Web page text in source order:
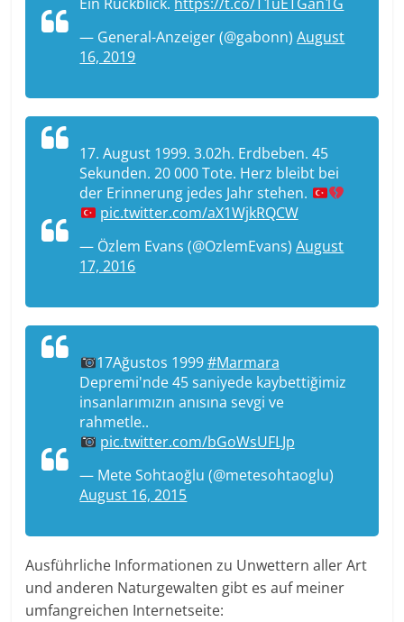
— General-Anzeiger (@gabonn)August
16, 2019
17. August 1999. 3.02h. Erdbeben. 45
Sekunden. 20 000 Tote. Herz bleibt bei
der Erinnerung jedes Jahr stehen.
pic.twitter.com/aX1WjkRQCW
— Özlem Evans (@OzlemEvans)August
17, 2016
17Ağustos 1999#Marmara
Depremi'nde 45 saniyede kaybettiğimiz
insanlarımızın anısına sevgi ve
rahmetle..
pic.twitter.com/bGoWsUFLJp
— Mete Sohtaoğlu (@metesohtaoglu)
August 16, 2015
Ausführliche Informationen zu Unwettern aller Art
und anderen Naturgewalten gibt es auf meiner
umfangreichen Internetseite: